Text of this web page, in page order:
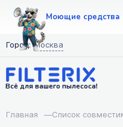
Моющие средства
Город: Москва
Всё для вашего пылесоса!
Главная —Список